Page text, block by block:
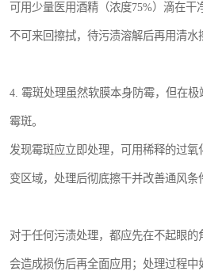
可用少量医用酒精（浓度75%）滴在干
不可来回擦拭，待污渍溶解后再用清水
4. 霉斑处理虽然软膜本身防霉，但在
霉斑。
发现霉斑应立即处理，可用稀释的过
变区域，处理后彻底擦干并改善通风条
对于任何污渍处理，都应先在不起眼
会造成损伤后再全面应用；处理过程